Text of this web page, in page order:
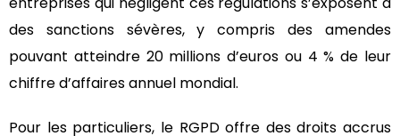
des sanctions sévères, y compris des amendes
pouvant atteindre 20 millions d’euros ou 4 % de leur
chiffre d’affaires annuel mondial.
Pour les particuliers, le RGPD offre des droits accrus